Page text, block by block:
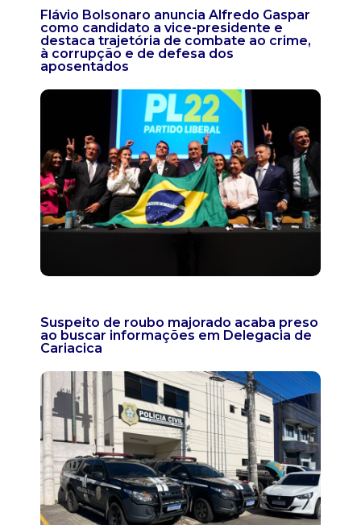
Flávio Bolsonaro anuncia Alfredo Gaspar
como candidato a vice-presidente e
destaca trajetória de combate ao crime,
à corrupção e de defesa dos
aposentados
Suspeito de roubo majorado acaba preso
ao buscar informações em Delegacia de
Cariacica